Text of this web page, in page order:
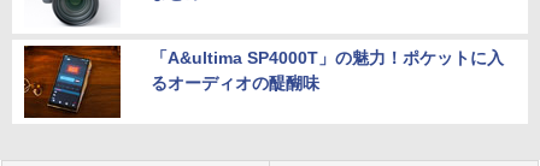
「A&ultima SP4000T」の魅力！ポケットに入
るオーディオの醍醐味